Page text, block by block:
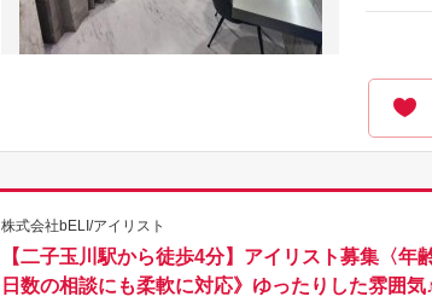
株式会社bELI/アイリスト
【二子玉川駅から徒歩4分】アイリスト募集〈
日数の相談にも柔軟に対応》ゆったりした雰囲気